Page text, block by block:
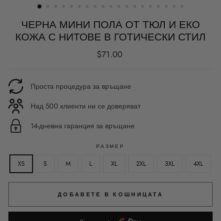
ЧЕРНА МИНИ ПОЛА ОТ ТЮЛ И ЕКО
КОЖА С НИТОВЕ В ГОТИЧЕСКИ СТИЛ
Редовна
$71.00
Проста процедура за връщане
Над 500 клиенти ни се доверяват
14-дневна гаранция за връщане
РАЗМЕР
XS S M L XL 2XL 3XL 4XL
ДОБАВЕТЕ В КОШНИЦАТА